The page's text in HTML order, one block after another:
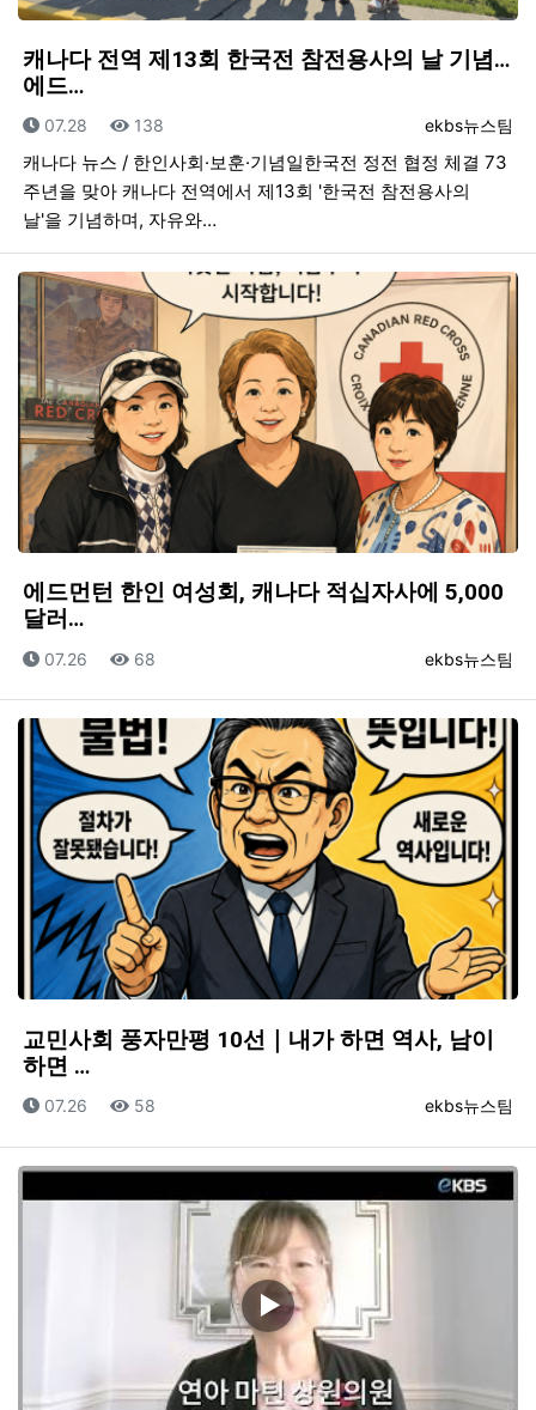
캐나다 전역 제13회 한국전 참전용사의 날 기념…
에드…
등록자
ekbs뉴스팀
등록일
07.28 조회
138
캐나다 뉴스 / 한인사회·보훈·기념일한국전 정전 협정 체결 73
주년을 맞아 캐나다 전역에서 제13회 '한국전 참전용사의
날'을 기념하며, 자유와…
에드먼턴 한인 여성회, 캐나다 적십자사에 5,000
달러…
등록자
ekbs뉴스팀
등록일
07.26 조회
68
교민사회 풍자만평 10선｜내가 하면 역사, 남이
하면 …
등록자
ekbs뉴스팀
등록일
07.26 조회
58
▶